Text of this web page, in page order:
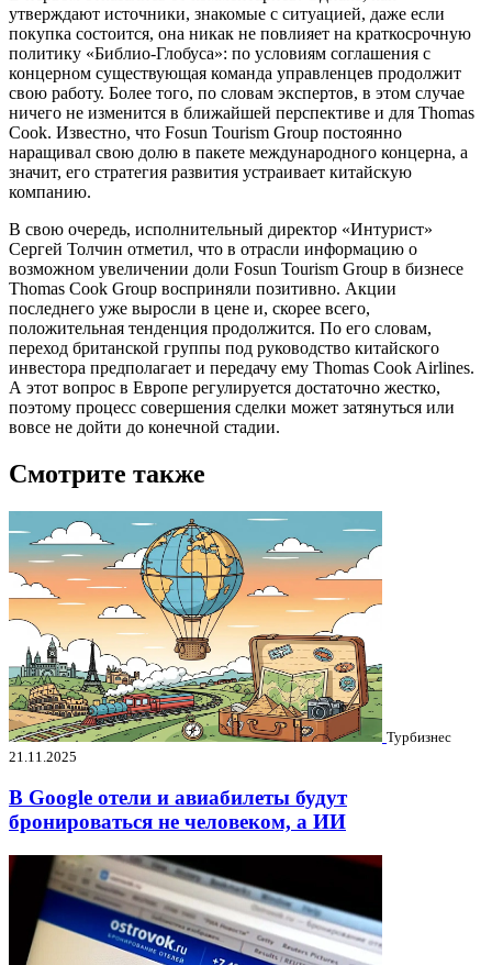
утверждают источники, знакомые с ситуацией, даже если
покупка состоится, она никак не повлияет на краткосрочную
политику «Библио-Глобуса»: по условиям соглашения с
концерном существующая команда управленцев продолжит
свою работу. Более того, по словам экспертов, в этом случае
ничего не изменится в ближайшей перспективе и для Thomas
Cook. Известно, что Fosun Tourism Group постоянно
наращивал свою долю в пакете международного концерна, а
значит, его стратегия развития устраивает китайскую
компанию.
В свою очередь, исполнительный директор «Интурист»
Сергей Толчин отметил, что в отрасли информацию о
возможном увеличении доли Fosun Tourism Group в бизнесе
Thomas Cook Group восприняли позитивно. Акции
последнего уже выросли в цене и, скорее всего,
положительная тенденция продолжится. По его словам,
переход британской группы под руководство китайского
инвестора предполагает и передачу ему Thomas Cook Airlines.
А этот вопрос в Европе регулируется достаточно жестко,
поэтому процесс совершения сделки может затянуться или
вовсе не дойти до конечной стадии.
Смотрите также
Турбизнес
21.11.2025
В Google отели и авиабилеты будут
бронироваться не человеком, а ИИ